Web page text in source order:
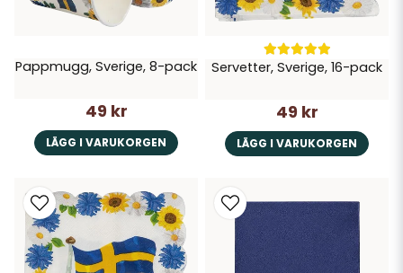
Pappmugg, Sverige, 8-pack
49 kr
LÄGG I VARUKORGEN
Servetter, Sverige, 16-pack
49 kr
LÄGG I VARUKORGEN